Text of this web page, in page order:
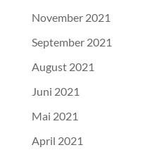
November 2021
September 2021
August 2021
Juni 2021
Mai 2021
April 2021